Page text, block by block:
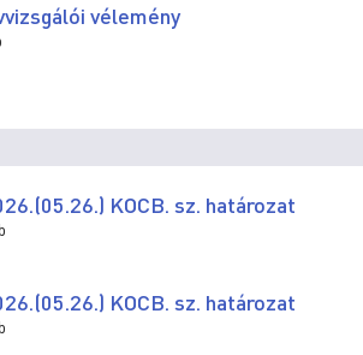
vélemény
KOCB. sz. határozat
KOCB. sz. határozat